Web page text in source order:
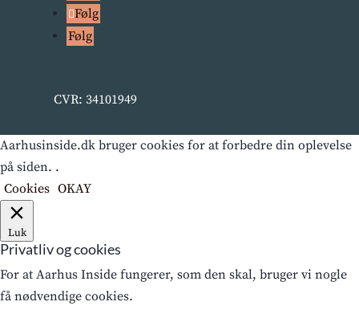
Følg
Følg
CVR: 34101949
Aarhusinside.dk bruger cookies for at forbedre din oplevelse
på siden. .
Cookies OKAY
Luk
Privatliv og cookies
For at Aarhus Inside fungerer, som den skal, bruger vi nogle
få nødvendige cookies.